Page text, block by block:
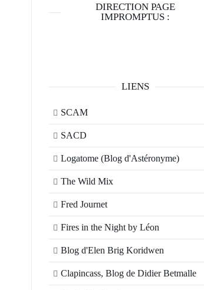
DIRECTION PAGE
IMPROMPTUS :
LIENS
SCAM
SACD
Logatome (Blog d'Astéronyme)
The Wild Mix
Fred Journet
Fires in the Night by Léon
Blog d'Elen Brig Koridwen
Clapincass, Blog de Didier Betmalle